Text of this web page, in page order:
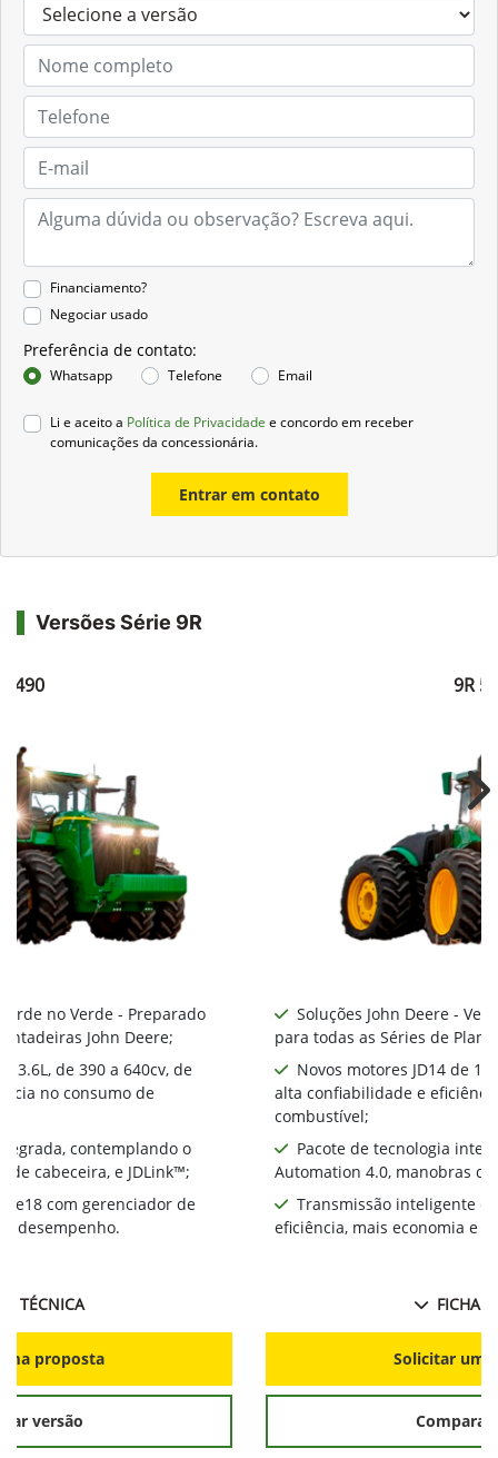
Financiamento?
Negociar usado
Preferência de contato:
Whatsapp Telefone Email
Li e aceito a Política de Privacidade e concordo em receber
comunicações da concessionária.
Entrar em contato
Versões Série 9R
490
no Verde - Preparado
John Deere;
13.6L, de 390 a 640cv, de
no consumo de
contemplando o
de cabeceira, e JDLink™;
e18 com gerenciador de
desempenho.
TÉCNICA
proposta
versão
9R
Soluções John Deere -
para todas as Séries de
Novos motores JD14 de
alta confiabilidade e
combustível;
Pacote de tecnologia
Automation 4.0, manobras
Transmissão inteligente
eficiência, mais economia e
FICHA
Solicitar
Comparar